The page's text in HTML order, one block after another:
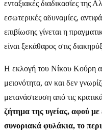
ενταξιακές διαδικασίες της
εσωτερικές αδυναμίες,
επιβίωσης γίνεται η
είναι ξεκάθαρος στις
Η εκλογή του Νίκου Κούρη
μειονότητα, αν και δεν
μετανάστευση από τις
ζήτημα της υγείας, αφού
συνοριακά φυλάκια, το